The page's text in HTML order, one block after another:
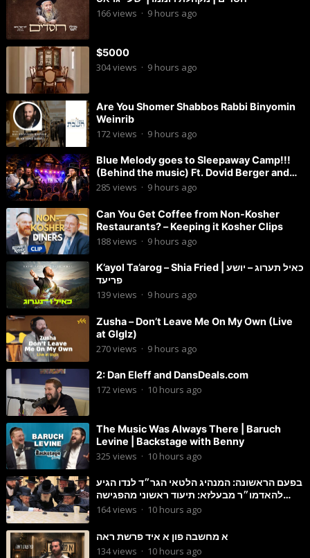
166views · 9 hours ago
$5000
304views · 9 hours ago
Are You Shomer Shabbos Rabbi Binyomin
Weinrib
172views · 9 hours ago
Blue Melody goes to Sleepaway Camp!!!
(Behind the music) Ft. Dovid Berger and
Chaim Brown
285 views · 9 hours ago
Can You Get Coffee from Non-Kosher
Restaurants? – Keeping it Kosher Clips
188views · 9 hours ago
K’ayol Ta’arog – Shia Fried | כאיל תערוג – יושע
פריעד
139views · 9 hours ago
Zusha – Don’t Leave Me On My Own (Live
at Glglz)
270views · 9 hours ago
2: Dan Eleff and DansDeals.com
172views · 10 hours ago
The Music Was Always There | Baruch
Levine | Backstage with Benny
325 views · 10 hours ago
בפעם הראשונה: המנהיג הלטאי הגר״ד לנדו הגיע
להאדמו״ר מבעלזא: תיעוד ראשוני מהפגישה
הנדירה
164views · 10 hours ago
א מחשבה פון א איד פרשת ראה
134views · 10 hours ago